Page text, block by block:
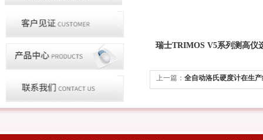
瑞士TRIMOS V5系列测高仪
上一篇： 全自动洛氏硬度计在生